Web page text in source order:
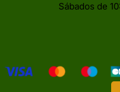
Sábados de